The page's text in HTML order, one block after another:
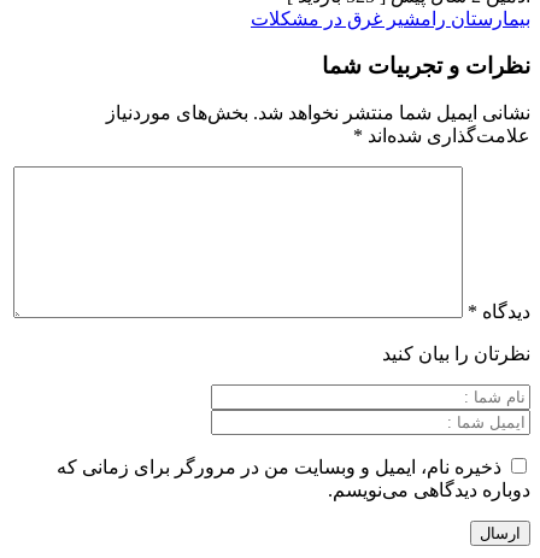
رامشیر غرق در مشکلات
تجربیات شما
شما منتشر نخواهد شد.
بخش‌های موردنیاز
شده‌اند*
کنید
ایمیل و وبسایت من در مرورگر برای زمانی که
می‌نویسم.